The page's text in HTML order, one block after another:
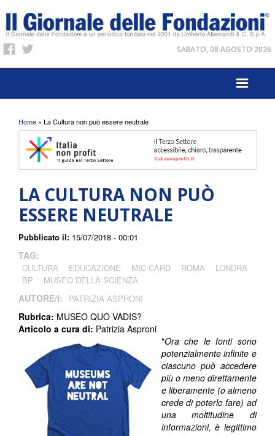
SABATO, 08 AGOSTO 2026
Tu sei qui
Home » La Cultura non può essere neutrale
LA CULTURA NON PUÒ
ESSERE NEUTRALE
Pubblicato il: 15/07/2018 - 00:01
TAG:
CULTURA EDUCAZIONE MIC CARD ROMA
LONDRA
BP
MUSEO DELLA SCIENZA
AUTORE/I: PATRIZIA ASPRONI
Rubrica: MUSEO QUO VADIS?
Articolo a cura di: Patrizia Asproni
"Ora che le fonti sono
potenzialmente infinite e
ciascuno può accedere
più o meno direttamente
e liberamente (o almeno
crede di poterlo fare) ad
una moltitudine di
informazioni, è legittimo